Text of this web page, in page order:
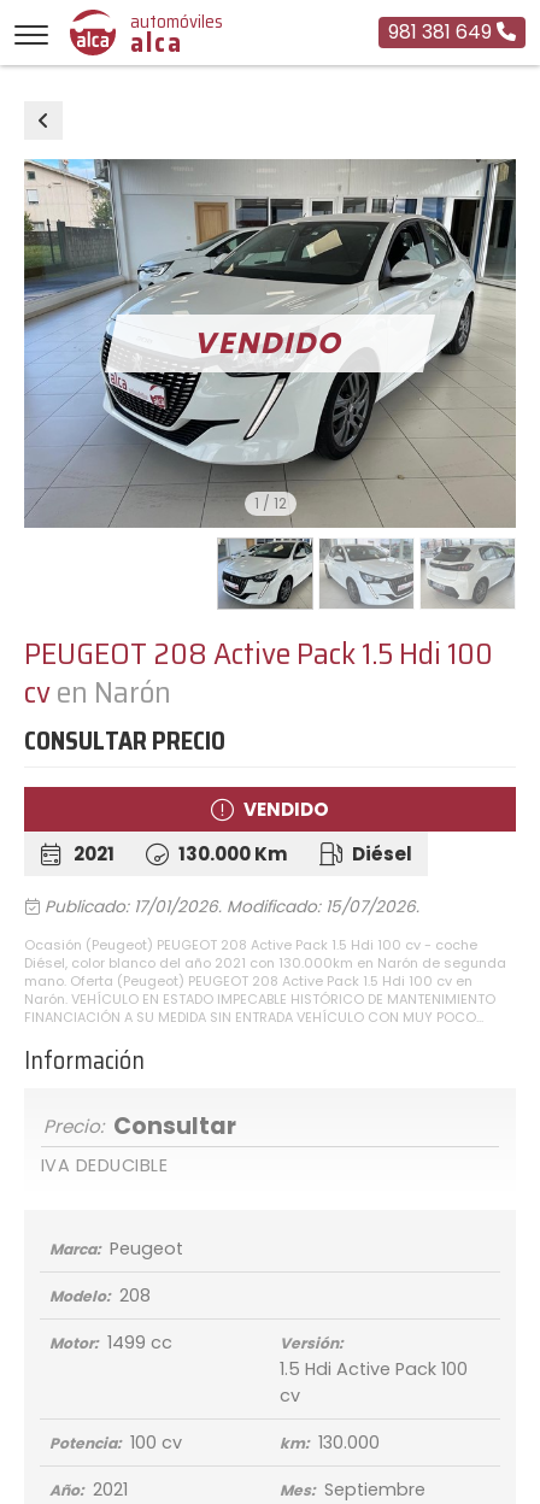
automóviles
alca 981 381 649
1 / 12
PEUGEOT 208 Active Pack 1.5 Hdi 100
cven Narón
CONSULTAR PRECIO
VENDIDO
2021
130.000 Km Diésel
Publicado: 17/01/2026. Modificado: 15/07/2026.
Ocasión (Peugeot) PEUGEOT 208 Active Pack 1.5 Hdi 100 cv - coche
Diésel, color blanco del año 2021 con 130.000km en Narón de segunda
mano. Oferta (Peugeot) PEUGEOT 208 Active Pack 1.5 Hdi 100 cv en
Narón. VEHÍCULO EN ESTADO IMPECABLE HISTÓRICO DE MANTENIMIENTO
FINANCIACIÓN A SU MEDIDA SIN ENTRADA VEHÍCULO CON MUY POCO...
Información
Precio: Consultar
IVA DEDUCIBLE
Marca: Peugeot
Modelo: 208
Motor: 1499 cc Versión:
1.5 Hdi Active Pack 100
cv
Potencia: 100 cv km: 130.000
Año: 2021 Mes: Septiembre